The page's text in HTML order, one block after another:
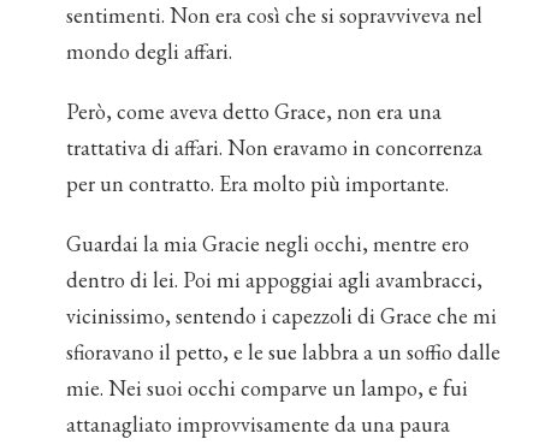
sentimenti. Non era così che si sopravviveva nel
mondo degli affari.
Però, come aveva detto Grace, non era una
trattativa di affari. Non eravamo in concorrenza
per un contratto. Era molto più importante.
Guardai la mia Gracie negli occhi, mentre ero
dentro di lei. Poi mi appoggiai agli avambracci,
vicinissimo, sentendo i capezzoli di Grace che mi
sfioravano il petto, e le sue labbra a un soffio dalle
mie. Nei suoi occhi comparve un lampo, e fui
attanagliato improvvisamente da una paura